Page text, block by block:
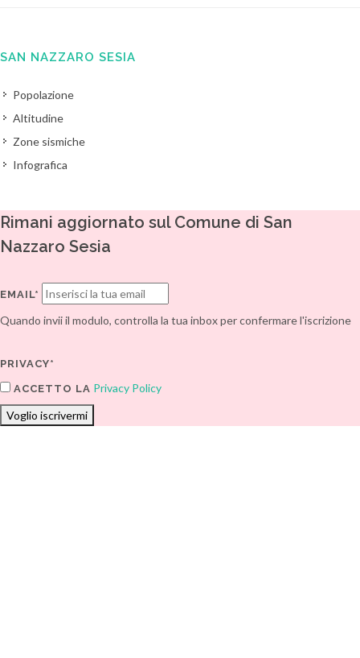
SAN NAZZARO SESIA
Popolazione
Altitudine
Zone sismiche
Infografica
Rimani aggiornato sul Comune di San
Nazzaro Sesia
EMAIL*
Quando invii il modulo, controlla la tua inbox per confermare l'iscrizione
PRIVACY*
ACCETTO LA Privacy Policy
Voglio iscrivermi